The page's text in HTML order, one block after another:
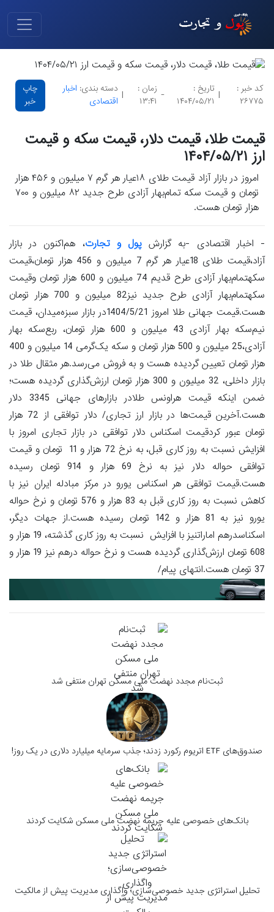
کد خبر :
۲۶۷۷۵
|
تاریخ :
۱۴۰۴/۰۵/۲۱
-
زمان :
۱۳:۴۱
|
دسته بندی: اخبار
اقتصادی
چاپ
خبر
قیمت طلا، قیمت دلار، قیمت سکه و قیمت
ارز ۱۴۰۴/۰۵/۲۱
امروز در بازار آزاد قیمت طلای ۱۸عیار هر گرم ۷ میلیون و ۴۵۶ هزار
تومان و قیمت سکه تمام‌بهار آزادی طرح جدید ۸۲ میلیون و ۷۰۰
هزار تومان هست.
- اخبار اقتصادی -به گزارش پول و تجارت، هم‌اکنون در بازار
آزاد،قیمت طلای 18عیار هر گرم 7 میلیون و 456 هزار تومان،قیمت
سکهتمام‌بهار آزادی طرح قدیم 74 میلیون و 600 هزار تومان وقیمت
سکهتمام‌بهار آزادی طرح جدید نیز82 میلیون و 700 هزار تومان
هست.قیمت جهانی طلا امروز 1404/5/21در بازار سبزه‌میدان، قیمت
نیم‌سکه بهار آزادی 43 میلیون و 600 هزار تومان، ربع‌سکه بهار
آزادی،25 میلیون و 500 هزار تومان و سکه یک‌گرمی 14 میلیون و 400
هزار تومان تعیین گردیده هست و به فروش می‌رسد.هر مثقال طلا در
بازار داخلی، 32 میلیون و 300 هزار تومان ارزش‌گذاری گردیده هست؛
ضمن اینکه قیمت هراونس طلادر بازارهای جهانی 3345 دلار
هست.آخرین قیمت‌ها در بازار ارز تجاری/ دلار توافقی از 72 هزار
تومان عبور کردقیمت اسکناس دلار توافقی در بازار تجاری امروز با
افزایش نسبت به روز کاری قبل، به نرخ 72 هزار و 11 تومان و قیمت
توافقی حواله دلار نیز به نرخ 69 هزار و 914 تومان رسیده
هست.قیمت توافقی هر اسکناس یورو در مرکز مبادله ایران نیز با
کاهش نسبت به روز کاری قبل به 83 هزار و 576 تومان و نرخ حواله
یورو نیز به 81 هزار و 142 تومان رسیده هست.از جهات دیگر،
اسکناسدرهم اماراتنیز با افزایش نسبت به روز کاری گذشته، 19 هزار و
608 تومان ارزش‌گذاری گردیده هست و نرخ حواله درهم نیز 19 هزار و
37 تومان هست.انتهای پیام/
ثبت‌نام مجدد نهضت ملی مسکن تهران منتفی شد
صندوق‌های ETF اتریوم رکورد زدند؛ جذب سرمایه میلیارد دلاری در یک روز!
بانک‌های خصوصی علیه جریمه نهضت ملی مسکن شکایت کردند
تحلیل استراتژی جدید خصوصی‌سازی؛ واگذاری مدیریت پیش از مالکیت